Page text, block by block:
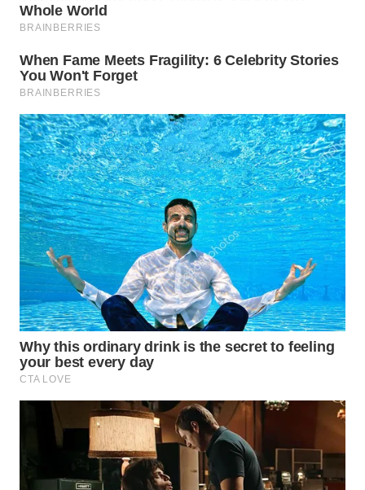
SAMOSIR
PADANG
LAWAS
WN
SUMEDANG
WN
CIANJUR
WN
KEPULAUAN
SERIBU
WN
TANGERANG
WN
BINJAI
WN